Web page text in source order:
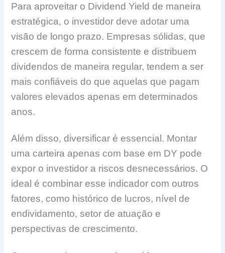
Para aproveitar o Dividend Yield de maneira
estratégica, o investidor deve adotar uma
visão de longo prazo. Empresas sólidas, que
crescem de forma consistente e distribuem
dividendos de maneira regular, tendem a ser
mais confiáveis do que aquelas que pagam
valores elevados apenas em determinados
anos.
Além disso, diversificar é essencial. Montar
uma carteira apenas com base em DY pode
expor o investidor a riscos desnecessários. O
ideal é combinar esse indicador com outros
fatores, como histórico de lucros, nível de
endividamento, setor de atuação e
perspectivas de crescimento.